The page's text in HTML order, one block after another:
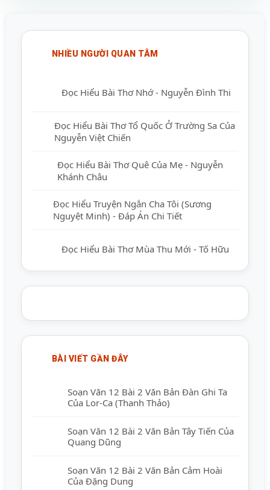
NHIỀU NGƯỜI QUAN TÂM
Đọc Hiểu Bài Thơ Nhớ - Nguyễn Đình Thi
Đọc Hiểu Bài Thơ Tổ Quốc Ở Trường Sa
Của Nguyễn Việt Chiến
Đọc Hiểu Bài Thơ Quê Của Mẹ - Nguyễn
Khánh Châu
Đọc Hiểu Truyện Ngắn Cha Tôi (Sương
Nguyệt Minh) - Đáp Án Chi Tiết
Đọc Hiểu Bài Thơ Mùa Thu Mới - Tố Hữu
BÀI VIẾT GẦN ĐÂY
Soạn Văn 12 Bài 2 Văn Bản Đàn Ghi Ta
Của Lor-Ca (Thanh Thảo)
Soạn Văn 12 Bài 2 Văn Bản Tây Tiến Của
Quang Dũng
Soạn Văn 12 Bài 2 Văn Bản Cảm Hoài
Của Đặng Dung